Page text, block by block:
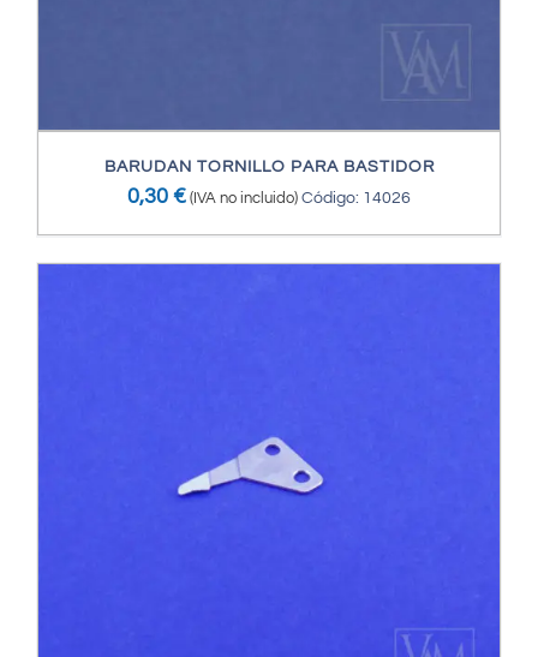
BARUDAN TORNILLO PARA BASTIDOR
0,30 € (IVA no incluido) Código: 14026